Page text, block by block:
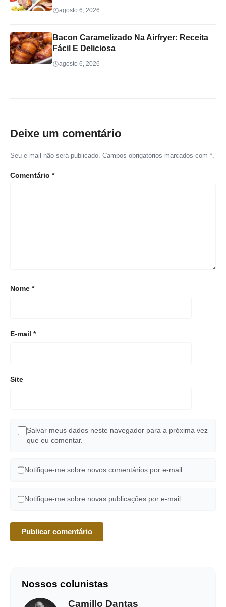
agosto 6, 2026
Bacon Caramelizado Na Airfryer: Receita
Fácil E Deliciosa
agosto 6, 2026
Deixe um comentário
Seu e-mail não será publicado. Campos obrigatórios marcados com *.
Comentário *
Nome *
E-mail *
Site
Salvar meus dados neste navegador para a próxima vez
que eu comentar.
Notifique-me sobre novos comentários por e-mail.
Notifique-me sobre novas publicações por e-mail.
Nossos colunistas
Camillo Dantas